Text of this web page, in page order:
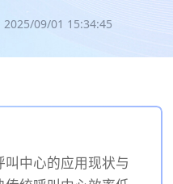
2025/09/01 15:34:45
中心的应用现状与